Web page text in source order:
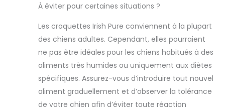
peuvent causer
des problèmes
de digestion. À la
place, les
pommes de
terre servent de
source
importante de
glucides pour
votre chien.
À éviter pour certaines situations ?
Les croquettes Irish Pure conviennent à la plupart
des chiens adultes. Cependant, elles pourraient
ne pas être idéales pour les chiens habitués à des
aliments très humides ou uniquement aux diètes
spécifiques. Assurez-vous d’introduire tout nouvel
aliment graduellement et d’observer la tolérance
de votre chien afin d’éviter toute réaction